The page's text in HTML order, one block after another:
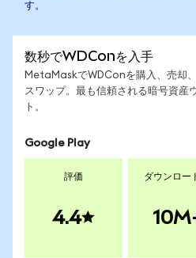
す。
数秒でWDConを入手
MetaMaskでWDConを購入、売却、
スワップ。最も信頼される暗号資産
ト。
Google Play
評価
4.4
ダウンロー